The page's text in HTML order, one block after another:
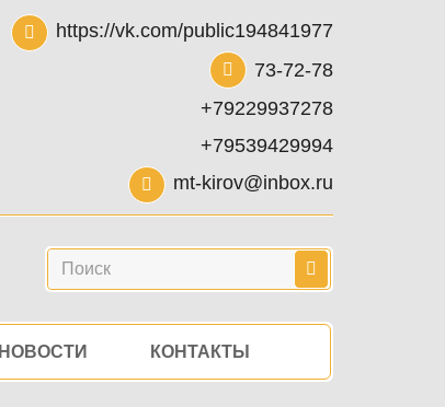
https://vk.com/public194841977
73-72-78
+79229937278
+79539429994
mt-kirov@inbox.ru
Поиск
НОВОСТИ КОНТАКТЫ